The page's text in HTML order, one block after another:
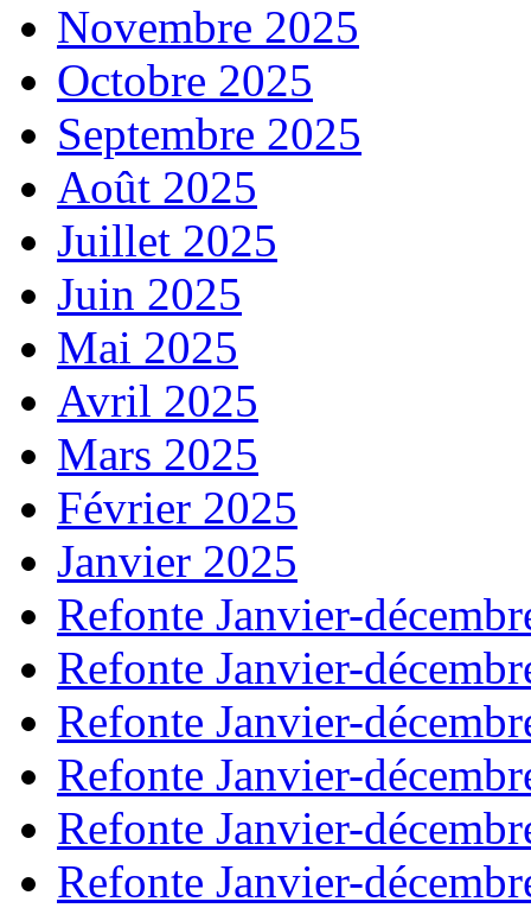
Novembre 2025
Octobre 2025
Septembre 2025
Août 2025
Juillet 2025
Juin 2025
Mai 2025
Avril 2025
Mars 2025
Février 2025
Janvier 2025
Refonte Janvier-
Refonte Janvier-
Refonte Janvier-
Refonte Janvier-
Refonte Janvier-
Refonte Janvier-